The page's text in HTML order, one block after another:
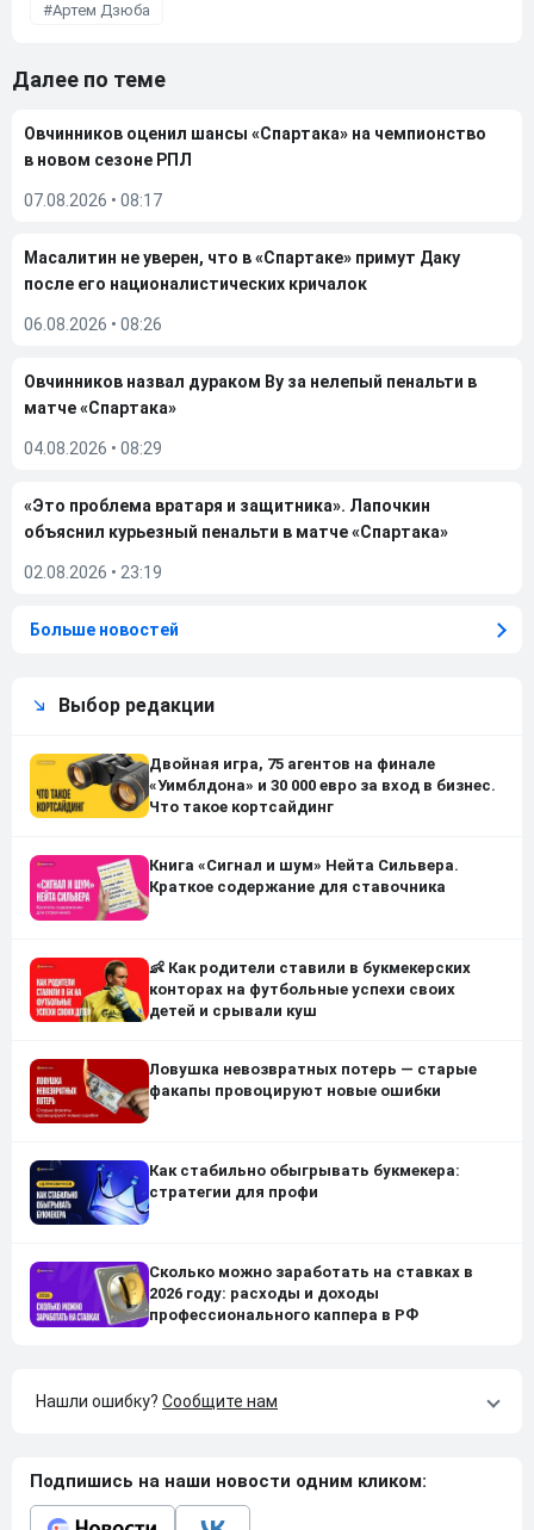
Артем Дзюба
Далее по теме
Овчинников оценил шансы «Спартака» на чемпионство
в новом сезоне РПЛ
07.08.2026 • 08:17
Масалитин не уверен, что в «Спартаке» примут Даку
после его националистических кричалок
06.08.2026 • 08:26
Овчинников назвал дураком Ву за нелепый пенальти в
матче «Спартака»
04.08.2026 • 08:29
«Это проблема вратаря и защитника». Лапочкин
объяснил курьезный пенальти в матче «Спартака»
02.08.2026 • 23:19
Больше новостей
Выбор редакции
Двойная игра, 75 агентов на финале
«Уимблдона» и 30 000 евро за вход в бизнес.
Что такое кортсайдинг
Книга «Сигнал и шум» Нейта Сильвера.
Краткое содержание для ставочника
👶 Как родители ставили в букмекерских
конторах на футбольные успехи своих
детей и срывали куш
Ловушка невозвратных потерь — старые
факапы провоцируют новые ошибки
Как стабильно обыгрывать букмекера:
стратегии для профи
Сколько можно заработать на ставках в
2026 году: расходы и доходы
профессионального каппера в РФ
Нашли ошибку? Сообщите нам
Подпишись на наши новости одним кликом: